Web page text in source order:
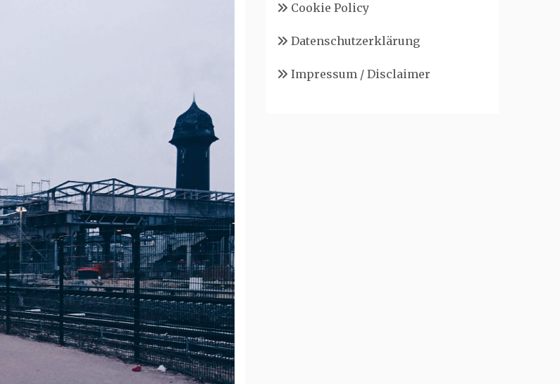
Cookie Policy
Datenschutzerklärung
Impressum / Disclaimer